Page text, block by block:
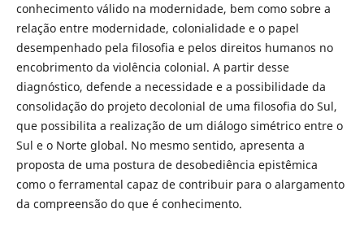
conhecimento válido na modernidade, bem como sobre a
relação entre modernidade, colonialidade e o papel
desempenhado pela filosofia e pelos direitos humanos no
encobrimento da violência colonial. A partir desse
diagnóstico, defende a necessidade e a possibilidade da
consolidação do projeto decolonial de uma filosofia do Sul,
que possibilita a realização de um diálogo simétrico entre o
Sul e o Norte global. No mesmo sentido, apresenta a
proposta de uma postura de desobediência epistêmica
como o ferramental capaz de contribuir para o alargamento
da compreensão do que é conhecimento.